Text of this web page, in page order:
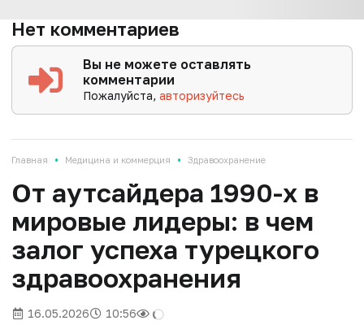
Нет комментариев
Вы не можете оставлять
комментарии
Пожалуйста,авторизуйтесь
Главная • Медицина и коммерция • Здравоохранение
От аутсайдера 1990-х в
мировые лидеры: в чем
залог успеха турецкого
здравоохранения
16.05.2026 10:56